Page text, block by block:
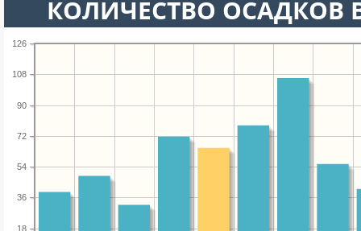
КОЛИЧЕСТВО ОСАДКОВ
18
36
54
72
90
108
126